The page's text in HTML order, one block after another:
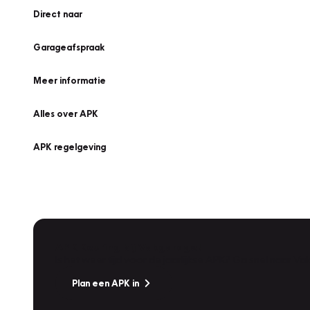
Direct naar
Garageafspraak
Meer informatie
Alles over APK
APK regelgeving
Plan een APK in